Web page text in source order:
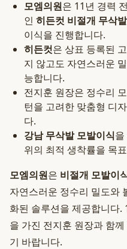
모엠의원은 11년 경력
인 히든컷 비절개 무삭발
이식을 진행합니다.
히든컷은 상표 등록된
지 않고도 자연스러운
능합니다.
전지훈 원장은 정수리
턴을 고려한 맞춤형 디
다.
강남 무삭발 모발이식
위의 최적 생착률을 목
모엠의원은 비절개 모발이
자연스러운 정수리 밀도와
화된 솔루션을 제공합니다.
을 가진 전지훈 원장과 함
기 바랍니다.